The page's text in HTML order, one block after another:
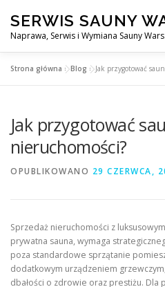
treści
SERWIS SAUNY
Naprawa, Serwis i Wymiana Sauny
Strona główna »Blog »Jak przygotować
Jak przygotować
nieruchomości?
OPUBLIKOWANO 29 CZERWCA,
Sprzedaż nieruchomości z
prywatna sauna, wymaga
poza standardowe sprzątanie
dodatkowym urządzeniem
dbałości o zdrowie oraz prestiżu.